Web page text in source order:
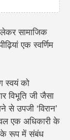
सामाजिक
एक स्वर्णिम
स्वयं को
विभूति जी जैसा
उपजी ‘विरान’
एक अधिकारी के
के रूप में संबंध